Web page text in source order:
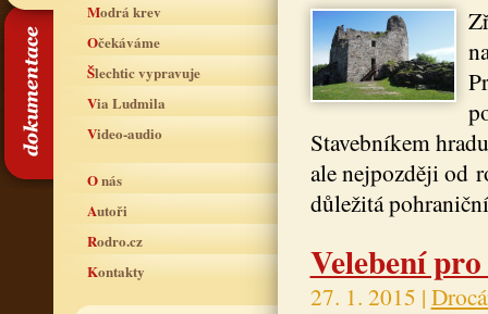
Modrá krev
Očekáváme
Šlechtic vypravuje
Via Ludmila
Video-audio
O nás
Autoři
Rodro.cz
Kontakty
Stavebníkem
ale nejpozději od
důležitá
Velebení
27. 1. 2015 |